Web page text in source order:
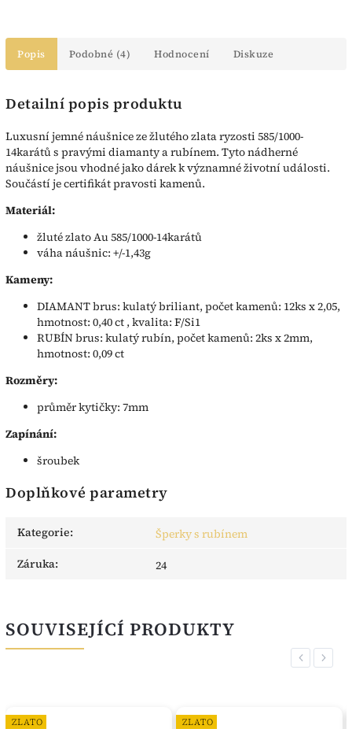
Popis Podobné (4) Hodnocení Diskuze
Detailní popis produktu
Luxusní jemné náušnice ze žlutého zlata ryzosti 585/1000-
14karátů s pravými diamanty a rubínem. Tyto nádherné
náušnice jsou vhodné jako dárek k významné životní události.
Součástí je certifikát pravosti kamenů.
Materiál:
žluté zlato Au 585/1000-14karátů
váha náušnic: +/-1,43g
Kameny:
DIAMANT brus: kulatý briliant, počet kamenů: 12ks x 2,05,
hmotnost: 0,40 ct , kvalita: F/Si1
RUBÍN brus: kulatý rubín, počet kamenů: 2ks x 2mm,
hmotnost: 0,09 ct
Rozměry:
průměr kytičky: 7mm
Zapínání:
šroubek
Doplňkové parametry
Kategorie:
Šperky s rubínem
Záruka: 24
SOUVISEJÍCÍ PRODUKTY
Previous
ZLATO ZLATO
Next